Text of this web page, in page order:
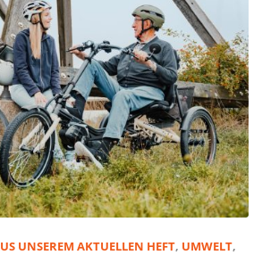
UNSEREM AKTUELLEN HEFT, UMWELT,